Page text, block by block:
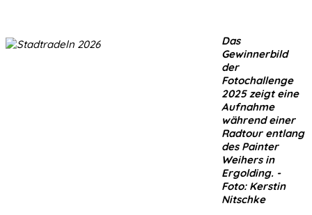
Das
Gewinnerbild
der
Fotochallenge
2025 zeigt eine
Aufnahme
während einer
Radtour entlang
des Painter
Weihers in
Ergolding. -
Foto: Kerstin
Nitschke